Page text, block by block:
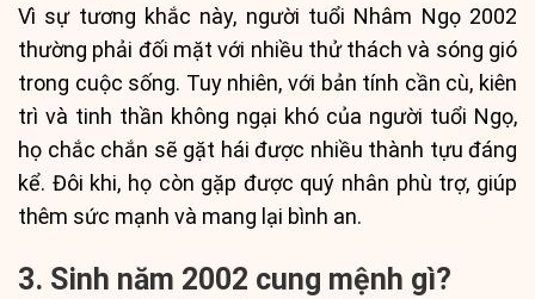
Vì sự tương khắc này, người tuổi Nhâm Ngọ 2002
thường phải đối mặt với nhiều thử thách và sóng gió
trong cuộc sống. Tuy nhiên, với bản tính cần cù, kiên
trì và tinh thần không ngại khó của người tuổi Ngọ,
họ chắc chắn sẽ gặt hái được nhiều thành tựu đáng
kể. Đôi khi, họ còn gặp được quý nhân phù trợ, giúp
thêm sức mạnh và mang lại bình an.
3. Sinh năm 2002 cung mệnh gì?